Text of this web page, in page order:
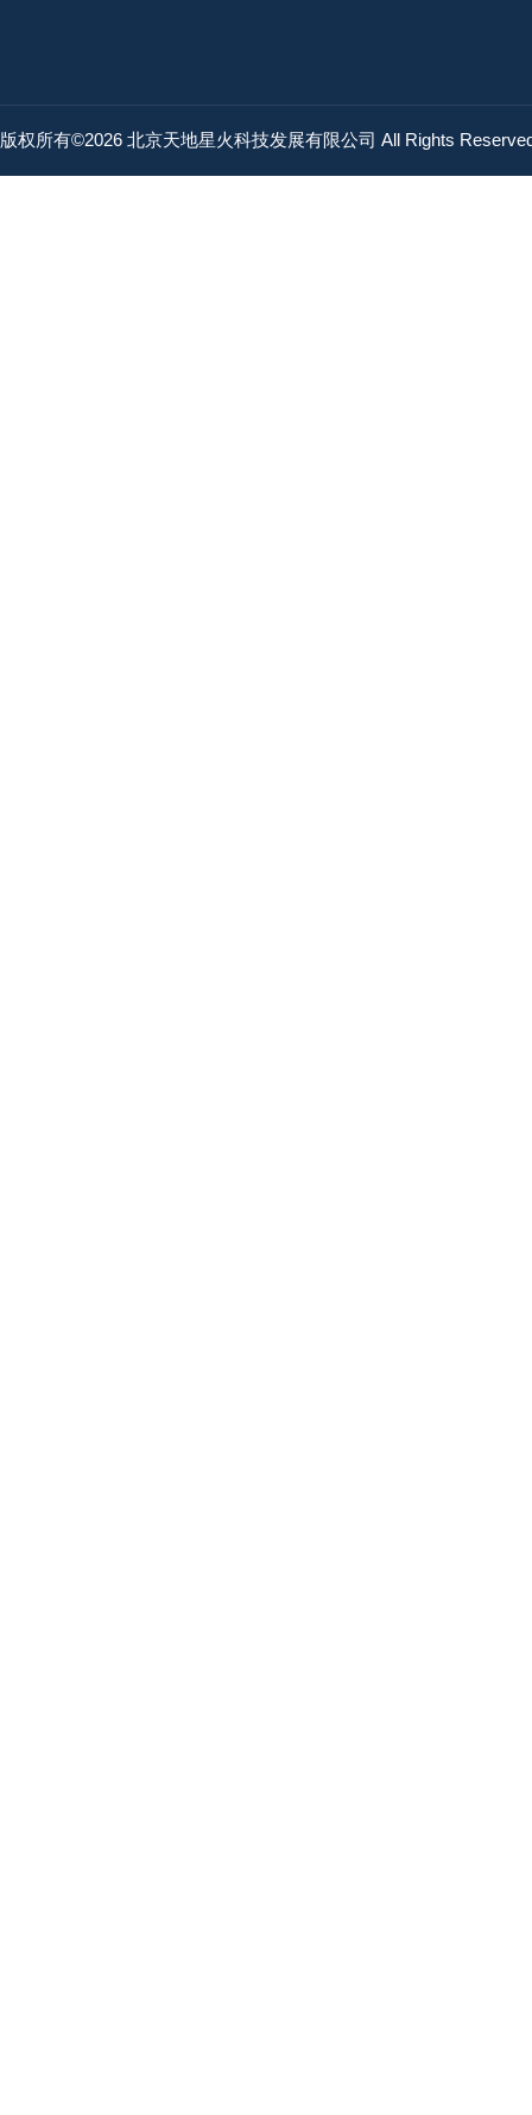
版权所有©2026 北京天地星火科技发展有限公司 All Rights